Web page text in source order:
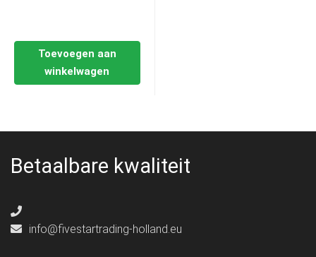
Toevoegen aan
winkelwagen
Betaalbare kwaliteit
info@fivestartrading-holland.eu